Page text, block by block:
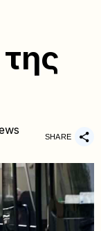
SHARE